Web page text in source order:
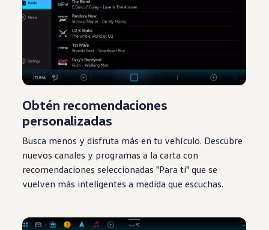
Obtén recomendaciones
personalizadas
Busca menos ydisfruta más en tu vehículo. Descubre
nuevos canales y programas a la carta con
recomendaciones seleccionadas "Para ti" que se
vuelven más inteligentes a medida que escuchas.